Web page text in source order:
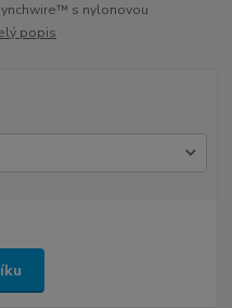
s nylonovou
popis